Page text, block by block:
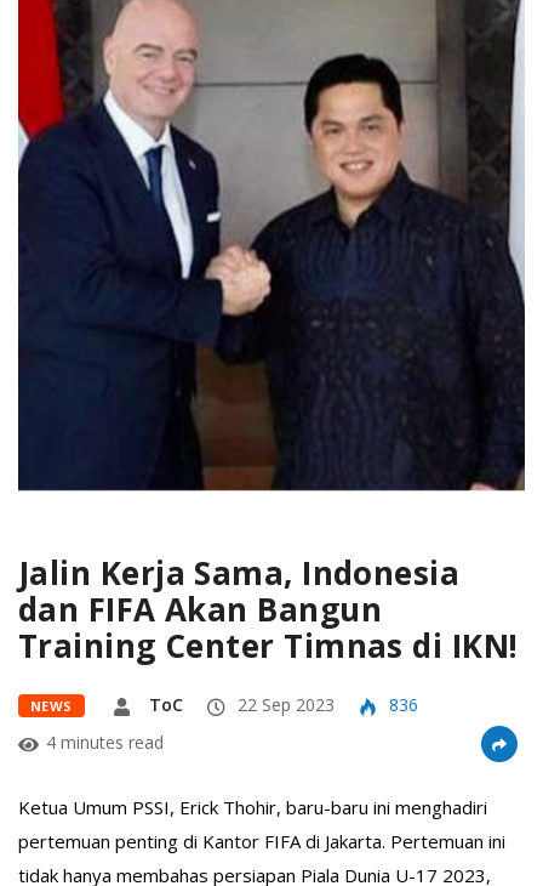
Jalin Kerja Sama, Indonesia
dan FIFA Akan Bangun
Training Center Timnas di IKN!
NEWS ToC 22 Sep 2023
836
4 minutes read
Ketua Umum PSSI, Erick Thohir, baru-baru ini menghadiri
pertemuan penting di Kantor FIFA di Jakarta. Pertemuan ini
tidak hanya membahas persiapan Piala Dunia U-17 2023,